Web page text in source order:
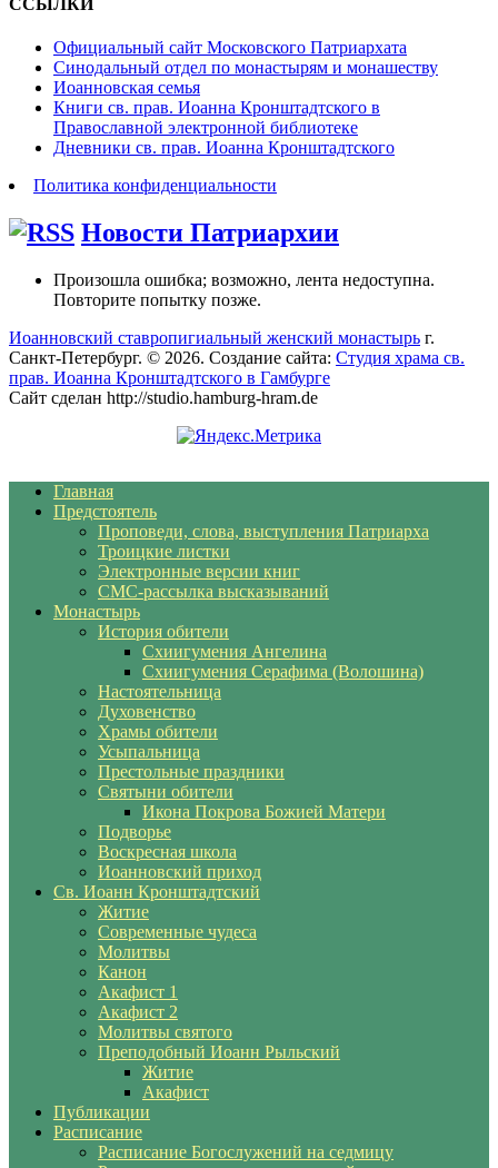
ССЫЛКИ
Официальный сайт Московского Патриархата
Синодальный отдел по монастырям и монашеству
Иоанновская семья
Книги св. прав. Иоанна Кронштадтского в
Православной электронной библиотеке
Дневники св. прав. Иоанна Кронштадтского
Политика конфиденциальности
Новости Патриархии
Произошла ошибка; возможно, лента недоступна.
Повторите попытку позже.
Иоанновский ставропигиальный женский монастырь г.
Санкт-Петербург. © 2026. Создание сайта: Студия храма св.
прав. Иоанна Кронштадтского в Гамбурге
Сайт сделан http://studio.hamburg-hram.de
Главная
Предстоятель
Проповеди, слова, выступления Патриарха
Троицкие листки
Электронные версии книг
СМС-рассылка высказываний
Монастырь
История обители
Схиигумения Ангелина
Схиигумения Серафима (Волошина)
Настоятельница
Духовенство
Храмы обители
Усыпальница
Престольные праздники
Святыни обители
Икона Покрова Божией Матери
Подворье
Воскресная школа
Иоанновский приход
Св. Иоанн Кронштадтский
Житие
Современные чудеса
Молитвы
Канон
Акафист 1
Акафист 2
Молитвы святого
Преподобный Иоанн Рыльский
Житие
Акафист
Публикации
Расписание
Расписание Богослужений на седмицу